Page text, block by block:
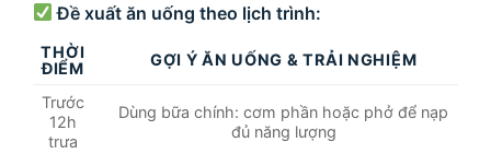
Đề xuất ăn uống theo lịch trình:
THỜI
ĐIỂM
GỢI Ý ĂN UỐNG & TRẢI NGHIỆM
Trước
12h
trưa
Dùng bữa chính: cơm phần hoặc phở để nạp
đủ năng lượng